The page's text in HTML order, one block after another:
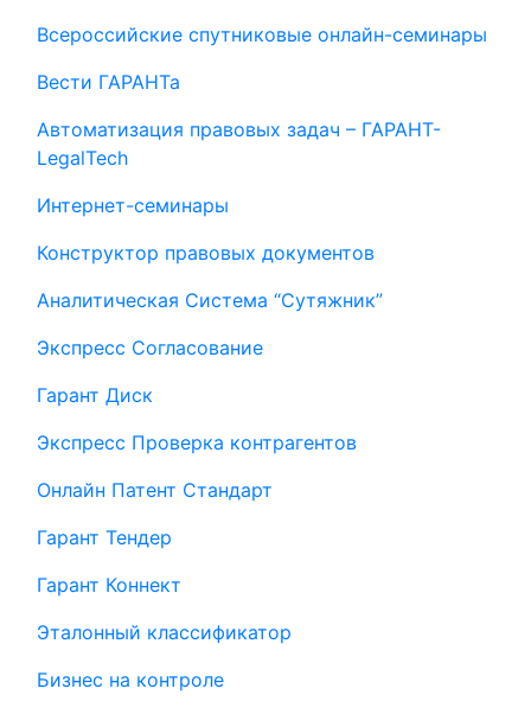
Всероссийские спутниковые онлайн-семинары
Вести ГАРАНТа
Автоматизация правовых задач – ГАРАНТ-
LegalTech
Интернет-семинары
Конструктор правовых документов
Аналитическая Система “Сутяжник”
Экспресс Согласование
Гарант Диск
Экспресс Проверка контрагентов
Онлайн Патент Стандарт
Гарант Тендер
Гарант Коннект
Эталонный классификатор
Бизнес на контроле